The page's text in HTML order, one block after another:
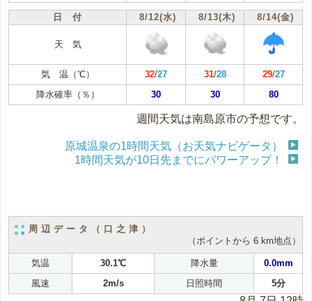
日 付 8/12(水) 8/13(木) 8/14(金)
天 気
気 温（℃） 32/27 31/28 29/27
降水確率（％）
30 30 80
週間天気は南島原市の予想です。
原城温泉の1時間天気（お天気ナビゲータ）
1時間天気が10日先までにパワーアップ！
周辺データ（口之津）
（ポイントから 6 km地点）
気温 30.1℃ 降水量
0.0mm
風速
2m/s 日照時間 5分